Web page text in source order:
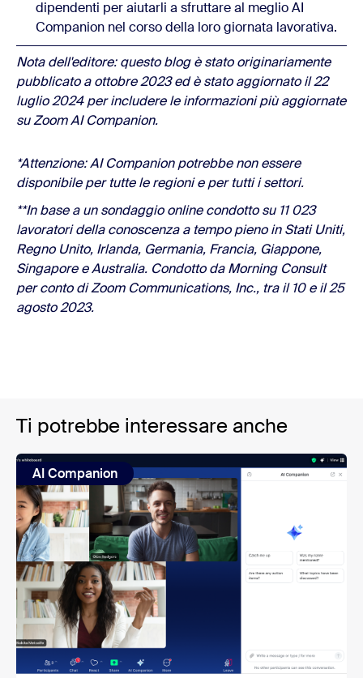
dipendenti per aiutarli a sfruttare al meglio AI
Companion nel corso della loro giornata lavorativa.
Nota dell'editore: questo blog è stato originariamente
pubblicato a ottobre 2023 ed è stato aggiornatoil 22
luglio 2024 per includere le informazioni più aggiornate
su Zoom AI Companion.
*Attenzione: AI Companion potrebbe non essere
disponibile per tutte le regioni e per tutti i settori.
**In base a un sondaggio online condotto su 11 023
lavoratori della conoscenza a tempo pieno in Stati Uniti,
Regno Unito, Irlanda, Germania, Francia, Giappone,
Singapore e Australia. Condotto da Morning Consult
per conto di Zoom Communications, Inc., tra il 10 e il 25
agosto 2023.
Ti potrebbe interessare anche
AI Companion